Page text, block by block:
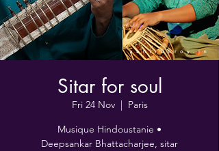
Sitar for soul
Fri 24 Nov
  |
Paris
Musique Hindoustanie •
Deepsankar Bhattacharjee, sitar